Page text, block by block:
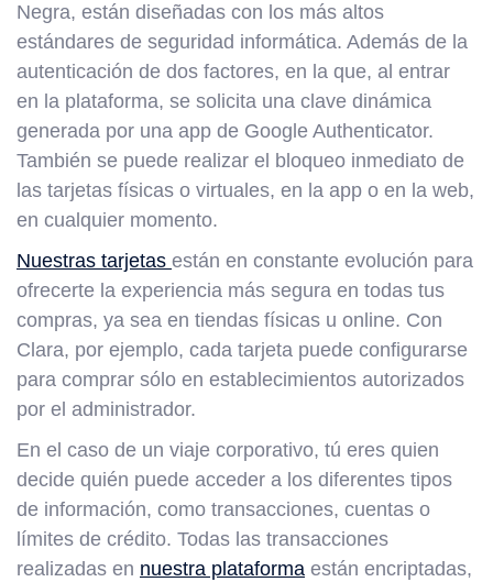
Negra, están diseñadas con los más altos
estándares de seguridad informática. Además de la
autenticación de dos factores, en la que, al entrar
en la plataforma, se solicita una clave dinámica
generada por una app de Google Authenticator.
También se puede realizar el bloqueo inmediato de
las tarjetas físicas o virtuales, en la app o en la web,
en cualquier momento.
Nuestras tarjetas están en constante evolución para
ofrecerte la experiencia más segura en todas tus
compras, ya sea en tiendas físicas u online. Con
Clara, por ejemplo, cada tarjeta puede configurarse
para comprar sólo en establecimientos autorizados
por el administrador.
En el caso de un viaje corporativo, tú eres quien
decide quién puede acceder a los diferentes tipos
de información, como transacciones, cuentas o
límites de crédito. Todas las transacciones
realizadas en nuestra plataforma están encriptadas,